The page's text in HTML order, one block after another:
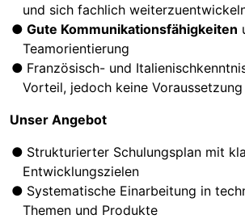
und sich fachlich
Gute Kommunikationsfähigkeiten
Teamorientierung
Französisch- und
Vorteil, jedoch keine Voraussetzung
Unser Angebot
Strukturierter Schulungsplan mit
Entwicklungszielen
Systematische Einarbeitung in
Themen und Produkte